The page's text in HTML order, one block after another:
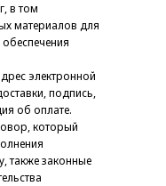
в том
материалов для
электронной
подпись,
об оплате.
который
также законные